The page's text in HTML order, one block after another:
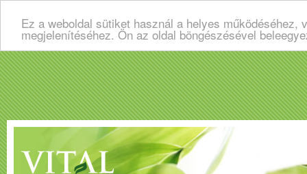
Ez a weboldal sütiket használ a helyes
megjelenítéséhez. Ön az oldal böngészésével